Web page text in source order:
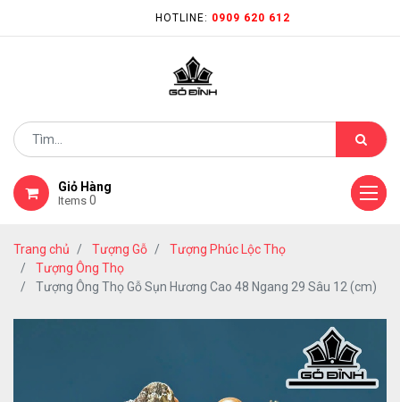
HOTLINE: 0909 620 612
Giỏ Hàng
Items 0
Trang chủ Tượng Gỗ
Tượng Phúc Lộc Thọ
Tượng Ông Thọ
Tượng Ông Thọ Gỗ Sụn Hương Cao 48 Ngang 29 Sâu 12 (cm)